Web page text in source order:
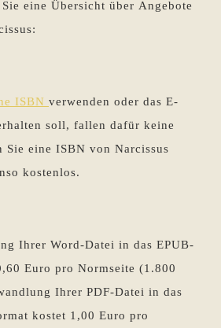
eine Übersicht über Angebote
ISBN verwenden oder das E-
soll, fallen dafür keine
Sie eine ISBN von Narcissus
kostenlos.
Ihrer Word-Datei in das EPUB-
Euro pro Normseite (1.800
Ihrer PDF-Datei in das
kostet 1,00 Euro pro